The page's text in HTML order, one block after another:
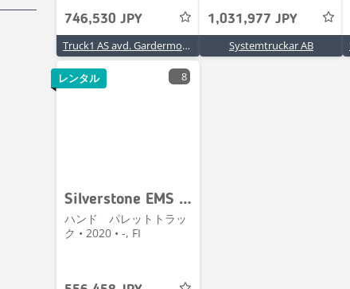
746,530 JPY
Truck1 AS avd. Gardermoen
1,031,977 JPY
Systemtruckar AB
8
Silverstone EMS 1027
ハンド パレットトラッ
ク • 2020 • -, FI
レンタル